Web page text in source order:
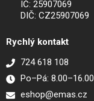
IČ: 25907069
DIČ: CZ25907069
Rychlý kontakt
724 618 108
Po–Pá: 8.00–16.00
eshop@emas.cz